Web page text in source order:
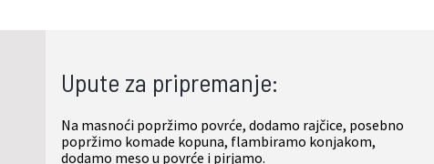
POŽEŠKO-SLAVONSKA ŽUPANIJA
ŠIBENSKO-KNINSKA ŽUPANIJA
Upute za pripremanje:
Na masnoći popržimo povrće, dodamo rajčice, posebno
popržimo komade ko­pu­na, flambiramo konjakom,
dodamo meso u povrće i pirjamo.